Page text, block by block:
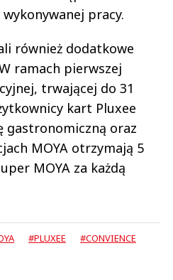
pracy.
również dodatkowe
ramach pierwszej
trwającej do 31
kart Pluxee
gastronomiczną oraz
MOYA otrzymają 5
MOYA za każdą
#PLUXEE #CONVIENCE